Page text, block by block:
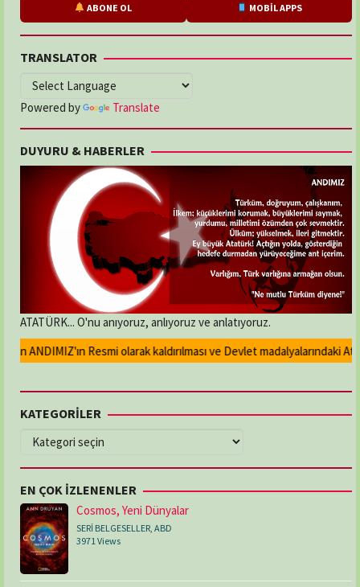
ABONE OL MOBİL APPS
TRANSLATOR
Powered by Translate
DUYURU & HABERLER
ATATÜRK... O'nu anıyoruz, anlıyoruz ve anlatıyoruz.
ANDIMIZ'ın Resmi olarak kaldırılması ve Devlet madalyalarındaki
KATEGORİLER
KATEGORİLER
EN ÇOK İZLENENLER
Cosmos, Yeni Dünyalar
SERİ BELGESELLER, ABD
3971 Views